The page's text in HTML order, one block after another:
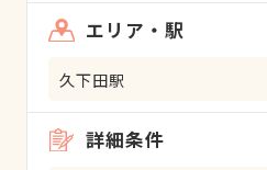
エリア・駅
久下田駅
詳細条件